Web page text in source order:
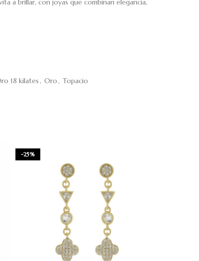
a brillar, con joyas que combinan elegancia,
18 kilates, Oro, Topacio
-25%